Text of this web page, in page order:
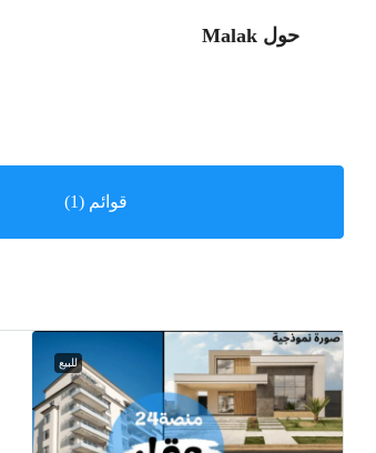
حول Malak
قوائم (1)
للبيع